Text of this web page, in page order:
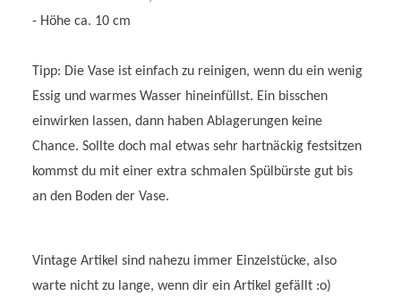
- Höhe ca. 10 cm
Tipp: Die Vase ist einfach zu reinigen, wenn du ein wenig
Essig und warmes Wasser hineinfüllst. Ein bisschen
einwirken lassen, dann haben Ablagerungen keine
Chance. Sollte doch mal etwas sehr hartnäckig festsitzen
kommst du mit einer extra schmalen Spülbürste gut bis
an den Boden der Vase.
Vintage Artikel sind nahezu immer Einzelstücke, also
warte nicht zu lange, wenn dir ein Artikel gefällt :o)